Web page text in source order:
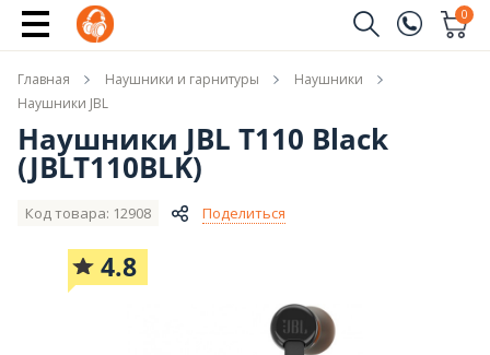
(096)
(044)
0
Имя
Телефон
Главная Наушники и гарнитуры
Наушники
Наушники JBL
Наушники JBL T110 Black
(JBLT110BLK)
Код товара: 12908 Поделиться
4.8
Сообщить о поступлении